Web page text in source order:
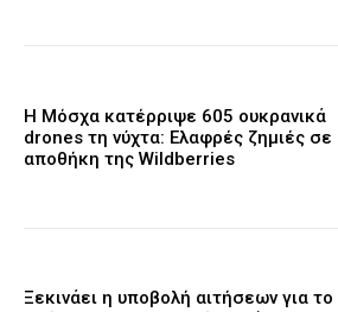
Η Μόσχα κατέρριψε 605 ουκρανικά
drones τη νύχτα: Ελαφρές ζημιές σε
αποθήκη της Wildberries
Ξεκινάει η υποβολή αιτήσεων για το